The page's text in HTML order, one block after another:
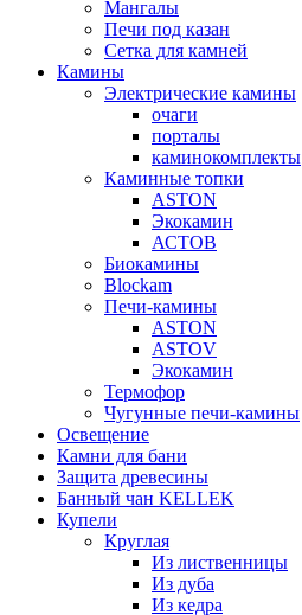
Мангалы
Печи под казан
Сетка для камней
Камины
Электрические камины
очаги
порталы
каминокомплекты
Каминные топки
ASTON
Экокамин
АСТОВ
Биокамины
Blockam
Печи-камины
ASTON
АSTOV
Экокамин
Термофор
Чугунные печи-камины
Освещение
Камни для бани
Защита древесины
Банный чан KELLEK
Купели
Круглая
Из лиственницы
Из дуба
Из кедра